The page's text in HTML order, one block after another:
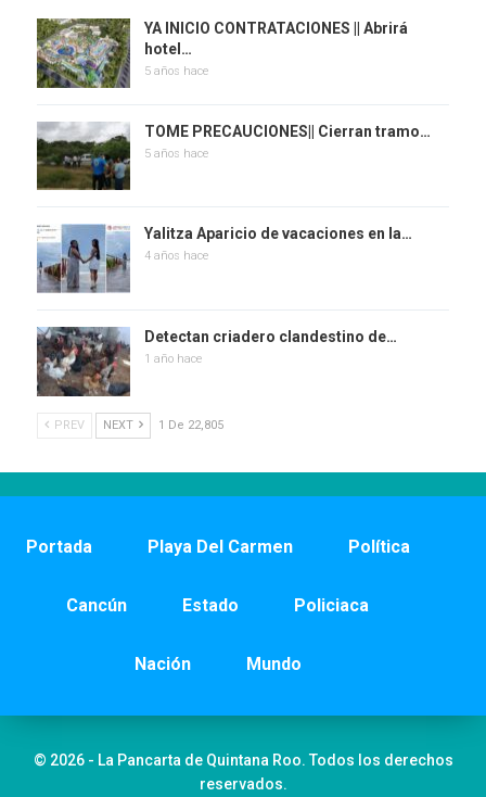
YA INICIO CONTRATACIONES || Abrirá
hotel…
5 años hace
TOME PRECAUCIONES|| Cierran tramo…
5 años hace
Yalitza Aparicio de vacaciones en la…
4 años hace
Detectan criadero clandestino de…
1 año hace
PREV NEXT 1 De 22,805
Portada Playa Del Carmen Política
Cancún Estado Policiaca
Nación Mundo
© 2026 - La Pancarta de Quintana Roo. Todos los derechos
reservados.